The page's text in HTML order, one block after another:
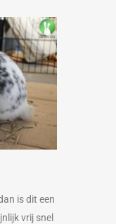
is dit een
vrij snel